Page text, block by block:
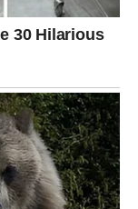
novih
ideje i prilike .
posao,